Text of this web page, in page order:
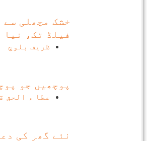
خشک مچھلی سے
فیلڈ تک، نیا
ظریف بلوچ
پوچھیں جو
عطا ء الحق
نئے گھر کی